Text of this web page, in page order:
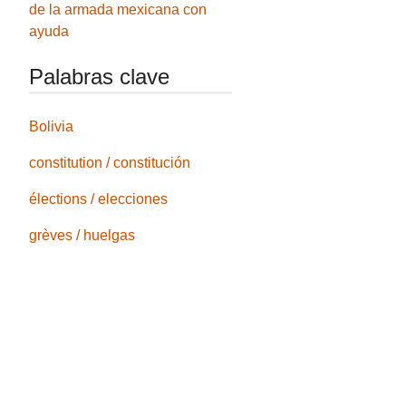
de la armada mexicana con
ayuda
Palabras clave
Bolivia
constitution / constitución
élections / elecciones
grèves / huelgas